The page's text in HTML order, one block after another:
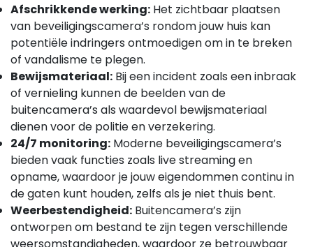
Afschrikkende werking: Het zichtbaar plaatsen
van beveiligingscamera’s rondom jouw huis kan
potentiële indringers ontmoedigen om in te breken
of vandalisme te plegen.
Bewijsmateriaal: Bij een incident zoals een inbraak
of vernieling kunnen de beelden van de
buitencamera’s als waardevol bewijsmateriaal
dienen voor de politie en verzekering.
24/7 monitoring: Moderne beveiligingscamera’s
bieden vaak functies zoals live streaming en
opname, waardoor je jouw eigendommen continu in
de gaten kunt houden, zelfs als je niet thuis bent.
Weerbestendigheid: Buitencamera’s zijn
ontworpen om bestand te zijn tegen verschillende
weersomstandigheden, waardoor ze betrouwbaar